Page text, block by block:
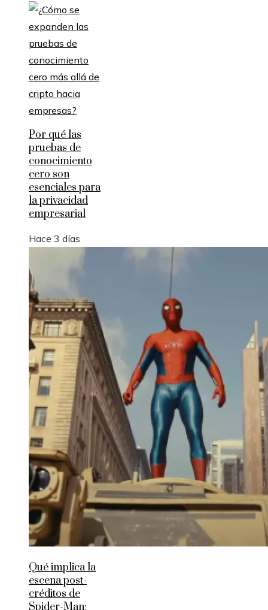
Por qué las
pruebas de
conocimiento
cero son
esenciales para
la privacidad
empresarial
Hace 3 días
Qué implica la
escena post-
créditos de
Spider-Man: